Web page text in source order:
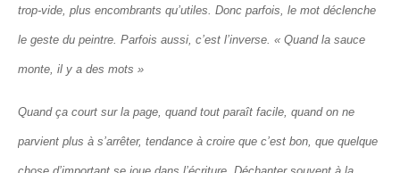
trop-vide, plus encombrants qu’utiles. Donc parfois, le mot déclenche
le geste du peintre. Parfois aussi, c’est l’inverse. « Quand la sauce
monte, il y a des mots »
Quand ça court sur la page, quand tout paraît facile, quand on ne
parvient plus à s’arrêter, tendance à croire que c’est bon, que quelque